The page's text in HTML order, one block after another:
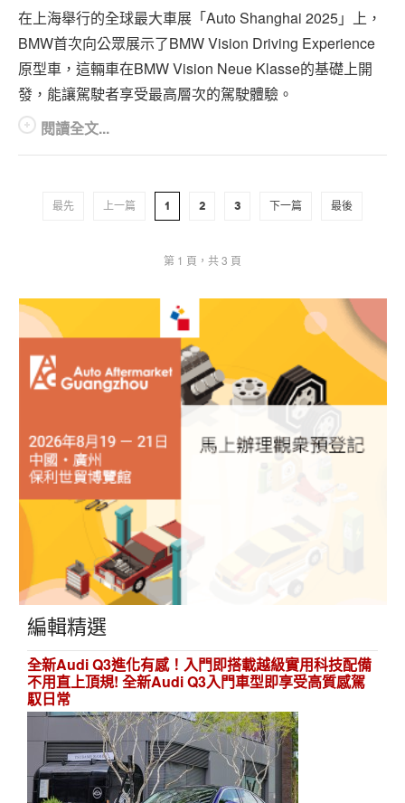
在上海舉行的全球最大車展「Auto Shanghai 2025」上，
BMW首次向公眾展示了BMW Vision Driving Experience
原型車，這輛車在BMW Vision Neue Klasse的基礎上開
發，能讓駕駛者享受最高層次的駕駛體驗。
閱讀全文...
最先 上一篇 1 2 3 下一篇 最後
第 1 頁，共 3 頁
編輯精選
全新Audi Q3進化有感！入門即搭載越級實用科技配備
不用直上頂規! 全新Audi Q3入門車型即享受高質感駕
馭日常